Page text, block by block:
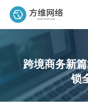
跨境商务新
锁